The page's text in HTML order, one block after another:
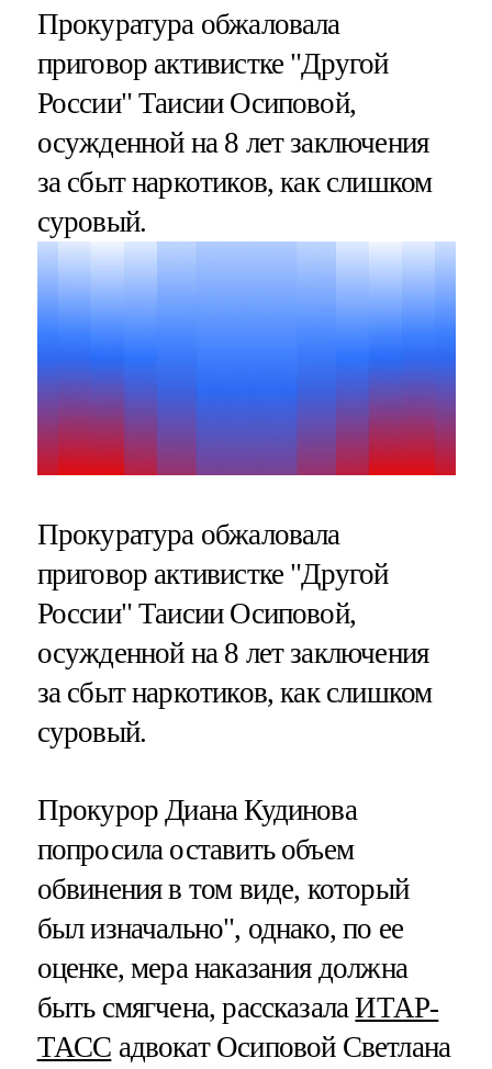
Прокуратура обжаловала
приговор активистке "Другой
России" Таисии Осиповой,
осужденной на 8 лет заключения
за сбыт наркотиков, как слишком
суровый.
Прокуратура обжаловала
приговор активистке "Другой
России" Таисии Осиповой,
осужденной на 8 лет заключения
за сбыт наркотиков, как слишком
суровый.
Прокурор Диана Кудинова
попросила оставить объем
обвинения в том виде, который
был изначально", однако, по ее
оценке, мера наказания должна
быть смягчена, рассказалаИТАР-
ТАСС адвокат Осиповой Светлана